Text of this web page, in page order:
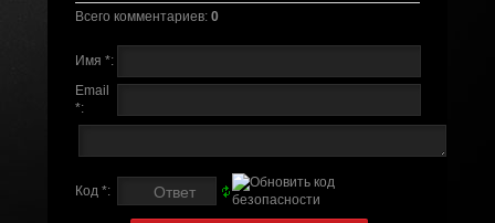
Всего комментариев: 0
Имя *:
Email
*:
Код *: